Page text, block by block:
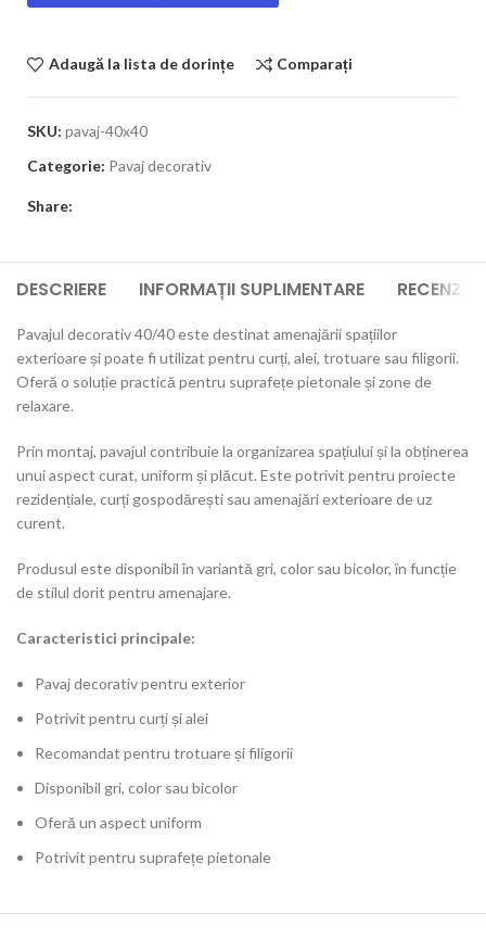
Adaugă la lista de dorințe Comparați
SKU: pavaj-40x40
Categorie: Pavaj decorativ
Share:
DESCRIERE INFORMAȚII SUPLIMENTARE RECENZII
Pavajul decorativ 40/40 este destinat amenajării spațiilor
exterioare și poate fi utilizat pentru curți, alei, trotuare sau filigorii.
Oferă o soluție practică pentru suprafețe pietonale și zone de
relaxare.
Prin montaj, pavajul contribuie la organizarea spațiului și la obținerea
unui aspect curat, uniform și plăcut. Este potrivit pentru proiecte
rezidențiale, curți gospodărești sau amenajări exterioare de uz
curent.
Produsul este disponibil în variantă gri, color sau bicolor, în funcție
de stilul dorit pentru amenajare.
Caracteristici principale:
Pavaj decorativ pentru exterior
Potrivit pentru curți și alei
Recomandat pentru trotuare și filigorii
Disponibil gri, color sau bicolor
Oferă un aspect uniform
Potrivit pentru suprafețe pietonale